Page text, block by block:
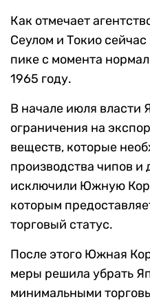
Как отмечает
Сеулом и Токио
пике с момента
1965 году.
В начале июля власти
ограничения на
веществ, которые
производства чипов
исключили Южную
которым
торговый статус.
После этого Южная
меры решила убрать
минимальными